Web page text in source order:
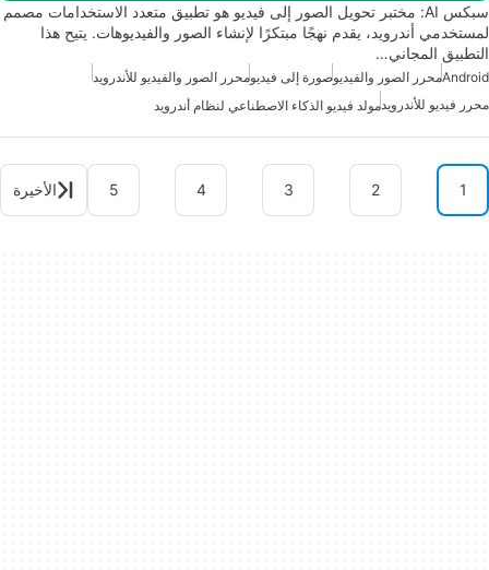
سبكس AI: مختبر تحويل الصور إلى فيديو هو تطبيق متعدد الاستخدامات مصمم
لمستخدمي أندرويد، يقدم نهجًا مبتكرًا لإنشاء الصور والفيديوهات. يتيح هذا
التطبيق المجاني…
Androidمحرر الصور والفيديوصورة إلى فيديومحرر الصور والفيديو للأندرويد
محرر فيديو للأندرويدمولد فيديو الذكاء الاصطناعي لنظام أندرويد
1
2
3
4
5 الأخيرة